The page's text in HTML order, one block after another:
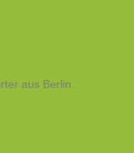
aus Berlin.